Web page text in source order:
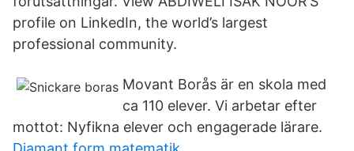
profile on LinkedIn, the world’s largest
professional community.
Movant Borås är en skola med
ca 110 elever. Vi arbetar efter
mottot: Nyfikna elever och engagerade lärare.